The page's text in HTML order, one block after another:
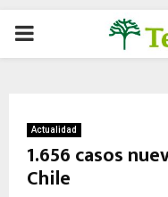
P
M
Actualidad
1.656 casos
Chile